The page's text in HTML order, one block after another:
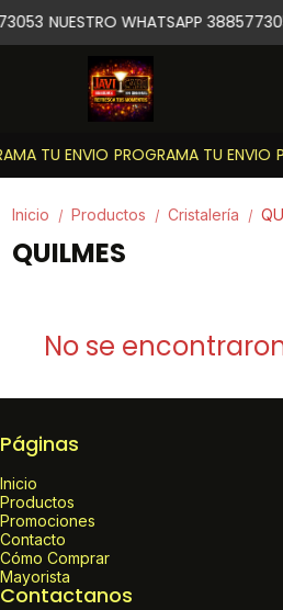
TU ENVIO PROGRAMA TU ENVIO
NUESTRO WHATSAPP
Inicio / Productos / Cristalería /
QUILMES
No se
Páginas
Inicio
Productos
Promociones
Contacto
Cómo Comprar
Mayorista
Contactanos